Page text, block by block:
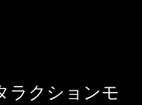
ラクションモ